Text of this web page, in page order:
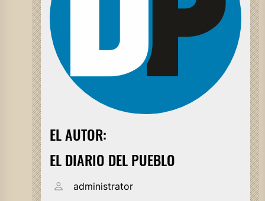
EL AUTOR:
EL DIARIO DEL PUEBLO
administrator